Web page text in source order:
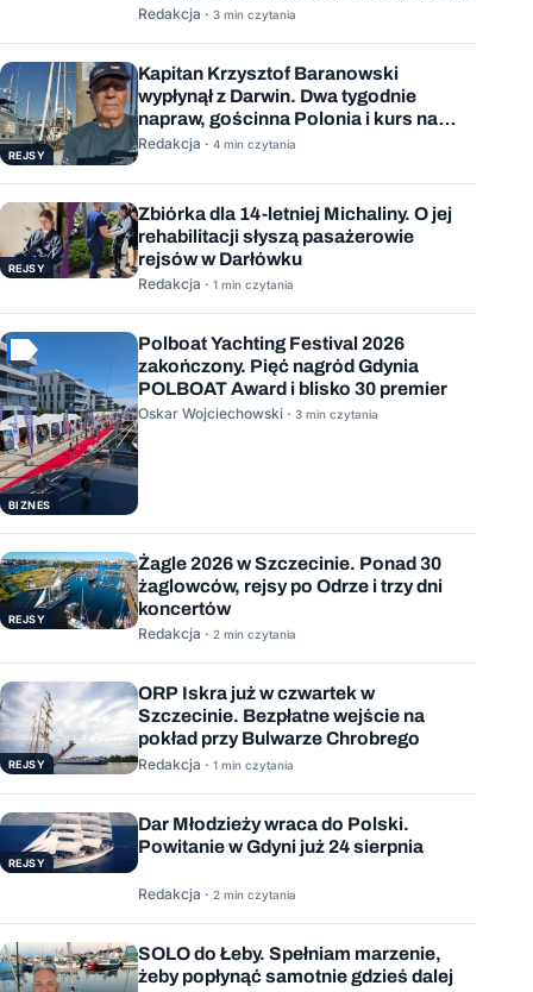
Redakcja · 3 min czytania
REJSY
Kapitan Krzysztof Baranowski
wypłynął z Darwin. Dwa tygodnie
napraw, gościnna Polonia i kurs na
Mauritius
Redakcja · 4 min czytania
REJSY
Zbiórka dla 14-letniej Michaliny. O jej
rehabilitacji słyszą pasażerowie
rejsów w Darłówku
Redakcja · 1 min czytania
BIZNES
Polboat Yachting Festival 2026
zakończony. Pięć nagród Gdynia
POLBOAT Award i blisko 30 premier
Oskar Wojciechowski · 3 min czytania
REJSY
Żagle 2026 w Szczecinie. Ponad 30
żaglowców, rejsy po Odrze i trzy dni
koncertów
Redakcja · 2 min czytania
REJSY
ORP Iskra już w czwartek w
Szczecinie. Bezpłatne wejście na
pokład przy Bulwarze Chrobrego
Redakcja · 1 min czytania
REJSY
Dar Młodzieży wraca do Polski.
Powitanie w Gdyni już 24 sierpnia
Redakcja · 2 min czytania
SOLO do Łeby. Spełniam marzenie,
żeby popłynąć samotnie gdzieś dalej